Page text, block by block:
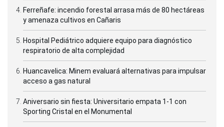
Ferreñafe: incendio forestal arrasa más de 80 hectáreas
y amenaza cultivos en Cañaris
Hospital Pediátrico adquiere equipo para diagnóstico
respiratorio de alta complejidad
Huancavelica: Minem evaluará alternativas para impulsar
acceso a gas natural
Aniversario sin fiesta: Universitario empata 1-1 con
Sporting Cristal en el Monumental